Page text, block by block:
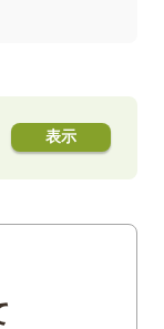
されている